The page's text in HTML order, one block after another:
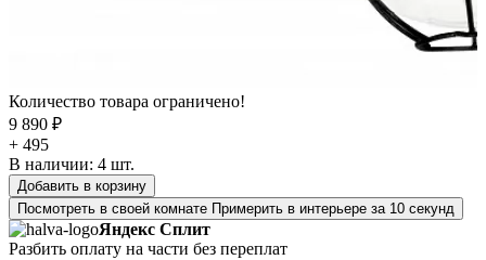
Количество товара ограничено!
9 890 ₽
+ 495
В наличии: 4 шт.
Добавить в корзину
Посмотреть в своей комнате Примерить в интерьере за 10 секунд
Яндекс Сплит
Разбить оплату на части без переплат